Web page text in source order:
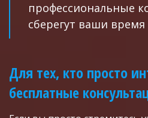
профессиональные
сберегут ваши
Для тех, кто просто
бесплатные